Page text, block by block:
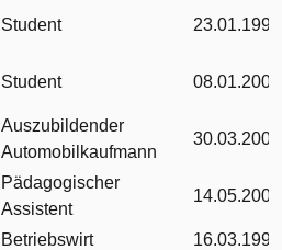
Student 23.01.1996
Student 08.01.2002
Auszubildender
Automobilkaufmann
30.03.2001
Pädagogischer
Assistent
14.05.2002
Betriebswirt
16.03.1990